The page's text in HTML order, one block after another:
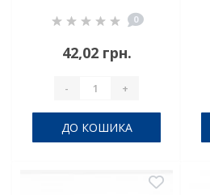
0
42,02 грн.
- +
ДО КОШИКА